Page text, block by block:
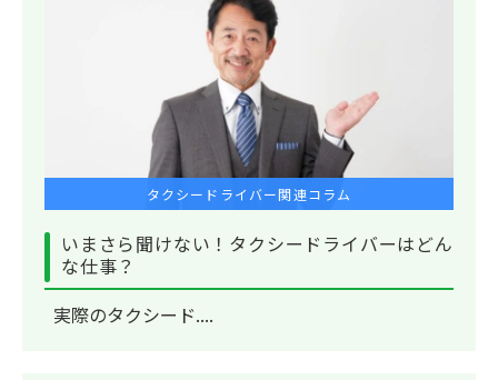
タクシードライバー関連コラム
いまさら聞けない！タクシードライバーはどん
な仕事？
実際のタクシード....